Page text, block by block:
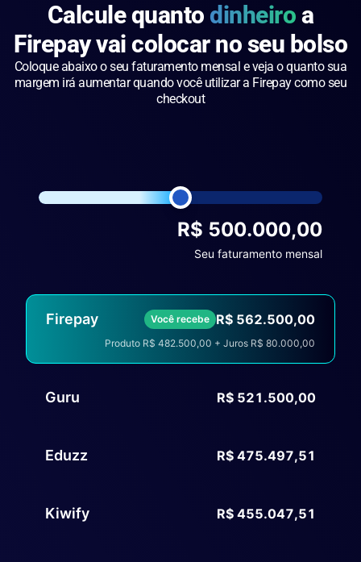
Calcule quanto dinheiro a
Firepay vai colocar no seu bolso
Coloque abaixo o seu faturamento mensal e veja o quanto sua
margem irá aumentar quando você utilizar a Firepay como seu
checkout